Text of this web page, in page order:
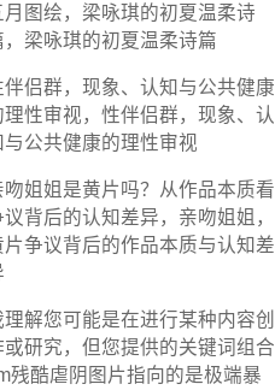
月图绘，梁咏琪的初夏温柔诗
，梁咏琪的初夏温柔诗篇
伴侣群，现象、认知与公共健康
理性审视，性伴侣群，现象、认
与公共健康的理性审视
吻姐姐是黄片吗？从作品本质看
议背后的认知差异，亲吻姐姐，
片争议背后的作品本质与认知差
理解您可能是在进行某种内容创
或研究，但您提供的关键词组合
残酷虐阴图片指向的是极端暴